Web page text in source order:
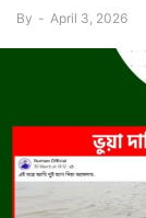
By - April 3, 2026